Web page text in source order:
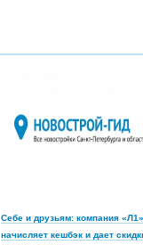
Себе и друзьям: компания
начисляет кешбэк и дает